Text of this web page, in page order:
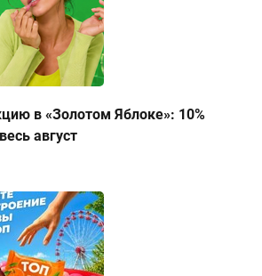
в «Золотом Яблоке»: 10%
август